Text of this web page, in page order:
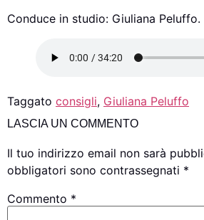
Conduce in studio: Giuliana Peluffo.
Taggato consigli, Giuliana Peluffo
LASCIA UN COMMENTO
Il tuo indirizzo email non sarà
obbligatori sono contrassegnati *
Commento *